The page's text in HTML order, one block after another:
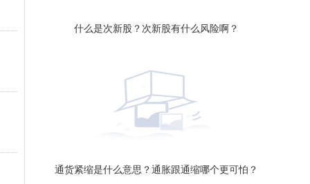
什么是次新股？次新股有什么风险啊？
通货紧缩是什么意思？通胀跟通缩哪个更可怕？